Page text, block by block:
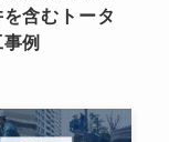
を含むトータ
例